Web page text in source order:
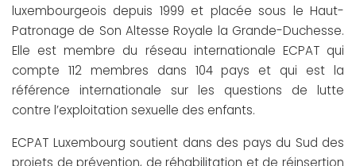
luxembourgeois depuis 1999 et placée sous le Haut-
Patronage de Son Altesse Royale la Grande-Duchesse.
Elle est membre du réseau internationale ECPAT qui
compte 112 membres dans 104 pays et qui est la
référence internationale sur les questions de lutte
contre l’exploitation sexuelle des enfants.
ECPAT Luxembourg soutient dans des pays du Sud des
projets de prévention, de réhabilitation et de réinsertion